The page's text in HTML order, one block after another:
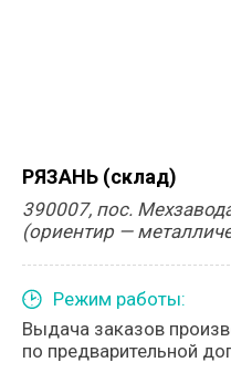
РЯЗАНЬ (склад)
390007, пос.
(ориентир —
Режим работы:
Выдача заказов
по предварительной